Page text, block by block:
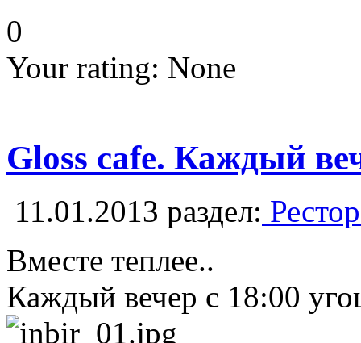
0
Your rating: None
Gloss cafe. Каждый
11.01.2013 раздел:
Вместе теплее..
Каждый вечер с 18:00